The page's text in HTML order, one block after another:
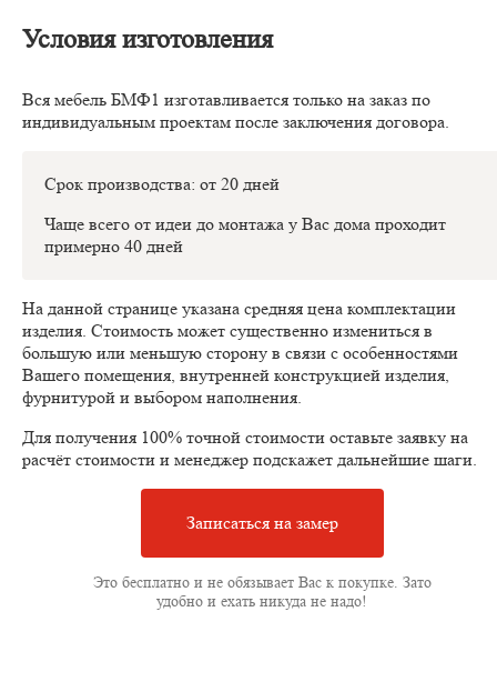
Условия изготовления
Вся мебель БМФ1 изготавливается только на заказ по
индивидуальным проектам после заключения договора.
Срок производства: от 20 дней
Чаще всего от идеи до монтажа у Вас дома проходит
примерно 40 дней
На данной странице указана средняя цена комплектации
изделия. Стоимость может существенно измениться в
большую или меньшую сторону в связи с особенностями
Вашего помещения, внутренней конструкцией изделия,
фурнитурой и выбором наполнения.
Для получения 100% точной стоимости оставьте заявку на
расчёт стоимости и менеджер подскажет дальнейшие шаги.
Записаться на замер
Это бесплатно и не обязывает Вас к покупке. Зато
удобно и ехать никуда не надо!